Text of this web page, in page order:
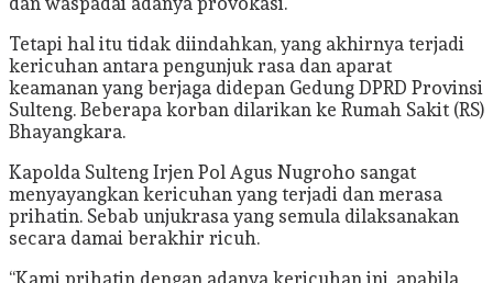
Tetapi hal itu tidak diindahkan, yang akhirnya terjadi
kericuhan antara pengunjuk rasa dan aparat
keamanan yang berjaga didepan Gedung DPRD Provinsi
Sulteng. Beberapa korban dilarikan ke Rumah Sakit (RS)
Bhayangkara.
Kapolda Sulteng Irjen Pol Agus Nugroho sangat
menyayangkan kericuhan yang terjadi dan merasa
prihatin. Sebab unjukrasa yang semula dilaksanakan
secara damai berakhir ricuh.
“Kami prihatin dengan adanya kericuhan ini, apabila